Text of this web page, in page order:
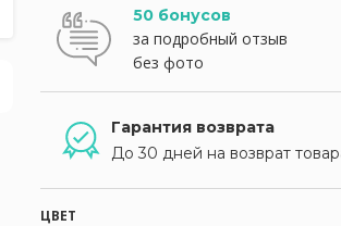
50 бонусов
за подробный отзыв
без фото
Гарантия возврата
До 30 дней на возврат
ЦВЕТ